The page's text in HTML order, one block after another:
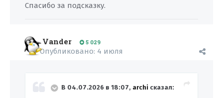
Спасибо за подсказку.
Vander 5 029
Опубликовано: 4 июля
В 04.07.2026 в 18:07, archi сказал: